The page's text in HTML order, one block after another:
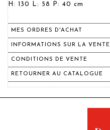
H: 130 L: 58 P: 40 cm
MES ORDRES D'ACHAT
INFORMATIONS SUR LA VENTE
CONDITIONS DE VENTE
RETOURNER AU CATALOGUE